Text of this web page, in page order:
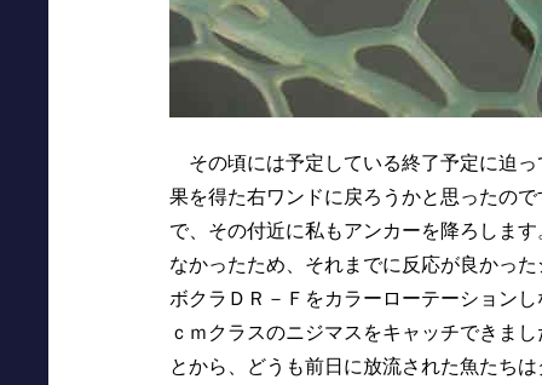
その頃には予定している終了予定に迫
果を得た右ワンドに戻ろうかと思ったの
で、その付近に私もアンカーを降ろしま
なかったため、それまでに反応が良かっ
ボクラＤＲ－Ｆをカラーローテーション
ｃｍクラスのニジマスをキャッチできま
とから、どうも前日に放流された魚たち